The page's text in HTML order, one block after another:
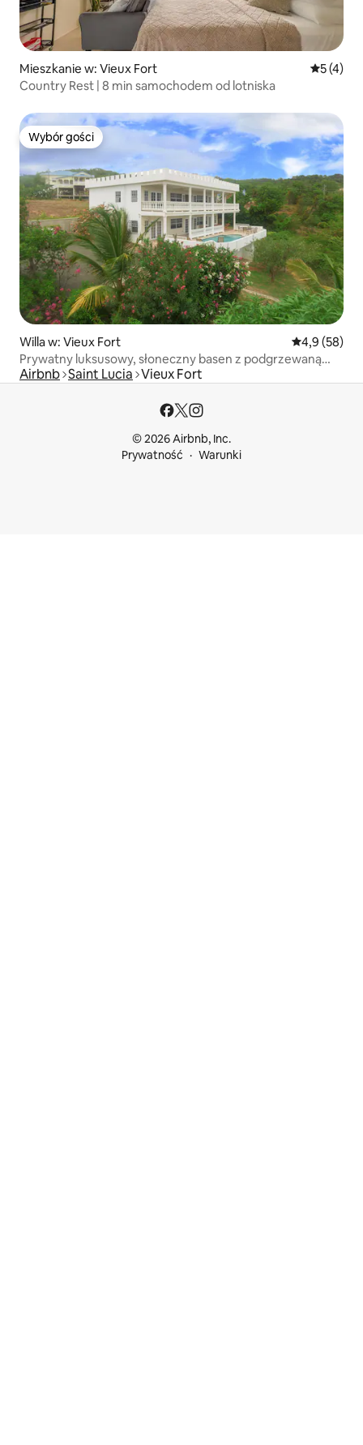
Mieszkanie w: Vieux Fort Średnia
5 (4)
Country Rest | 8 min samochodem od lotniska
Wybór gości
Wybór gości
Willa w: Vieux Fort Średnia
4,9 (58)
Prywatny luksusowy, słoneczny basen z podgrzewaną
wodą, klimatyzacja, kucharz
Airbnb Saint Lucia Vieux Fort
© 2026 Airbnb, Inc.
Prywatność
Warunki